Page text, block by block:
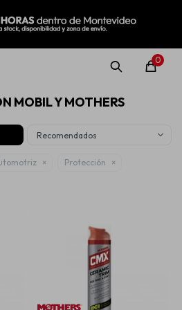
0
MOBIL Y MOTHERS
Recomendados
Protección
MI CUENTA
Rolling Repuestos